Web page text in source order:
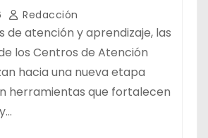
“CAPULLITOS 1 Y 2”
Redacción
de atención y aprendizaje, las
los Centros de Atención
hacia una nueva etapa
herramientas que fortalecen